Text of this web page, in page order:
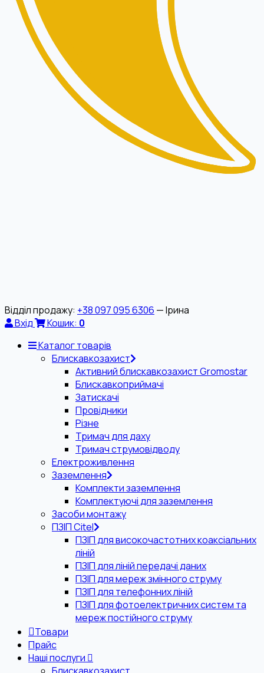
Відділ продажу: +38 097 095 6306 — Ірина
Вхід
Кошик: 0
Каталог товарів
Блискавкозахист
Активний блискавкозахист Gromostar
Блискавкоприймачі
Затискачі
Провідники
Різне
Тримач для даху
Тримач струмовідводу
Електроживлення
Заземлення
Комплекти заземлення
Комплектуючі для заземлення
Засоби монтажу
ПЗІП Citel
ПЗІП для високочастотних коаксіальних
ліній
ПЗІП для ліній передачі даних
ПЗІП для мереж змінного струму
ПЗІП для телефонних ліній
ПЗІП для фотоелектричних систем та
мереж постійного струму
Товари
Прайс
Наші послуги